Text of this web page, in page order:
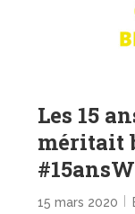
Les 15
méritait
15 mars 2020